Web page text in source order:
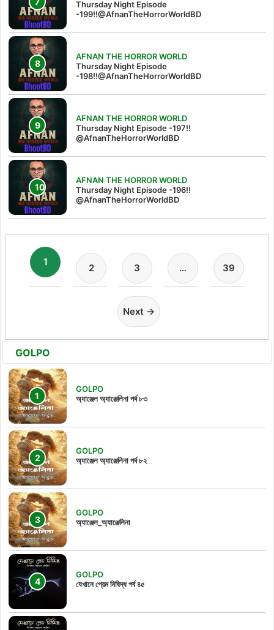
Thursday Night Episode
-199!!@AfnanTheHorrorWorldBD
AFNAN THE HORROR WORLD
Thursday Night Episode
-198!!@AfnanTheHorrorWorldBD
AFNAN THE HORROR WORLD
Thursday Night Episode -197!!‪
@AfnanTheHorrorWorldBD‬
AFNAN THE HORROR WORLD
Thursday Night Episode -196!!
@AfnanTheHorrorWorldBD
1
2 3 … 39
Next →
GOLPO
GOLPO
অ্যাঞ্জেল অ্যাঞ্জেলিনা পর্ব ৮৩
GOLPO
অ্যাঞ্জেল অ্যাঞ্জেলিনা পর্ব ৮২
GOLPO
অ্যাঞ্জেল_অ্যাঞ্জেলিনা
GOLPO
যেখানে প্রেম নিষিদ্ধ পর্ব ৪৫